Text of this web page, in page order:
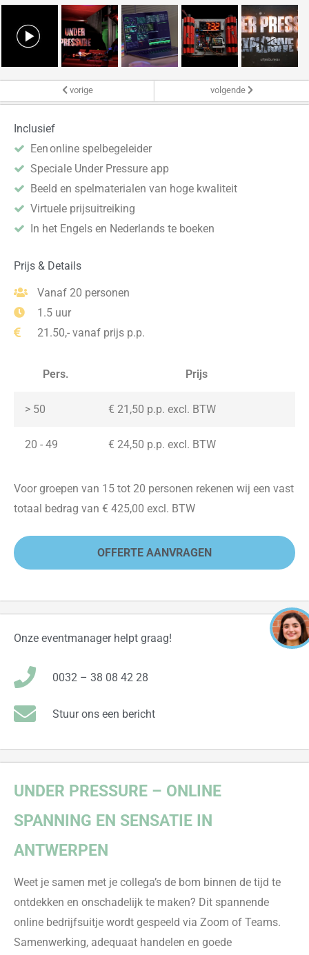
vorige volgende
Inclusief
Een online spelbegeleider
Speciale Under Pressure app
Beeld en spelmaterialen van hoge kwaliteit
Virtuele prijsuitreiking
In het Engels en Nederlands te boeken
Prijs & Details
Vanaf 20 personen
1.5 uur
21.50,- vanaf prijs p.p.
Pers. Prijs
> 50 € 21,50 p.p. excl. BTW
20 - 49 € 24,50 p.p. excl. BTW
Voor groepen van 15 tot 20 personen rekenen wij een vast
totaal bedrag van € 425,00 excl. BTW
OFFERTE AANVRAGEN
Onze eventmanager helpt graag!
0032 – 38 08 42 28
Stuur ons een bericht
UNDER PRESSURE – ONLINE
SPANNING EN SENSATIE IN
ANTWERPEN
Weet je samen met je collega’s de bom binnen de tijd te
ontdekken en onschadelijk te maken? Dit spannende
online bedrijfsuitje wordt gespeeld via Zoom of Teams.
Samenwerking, adequaat handelen en goede